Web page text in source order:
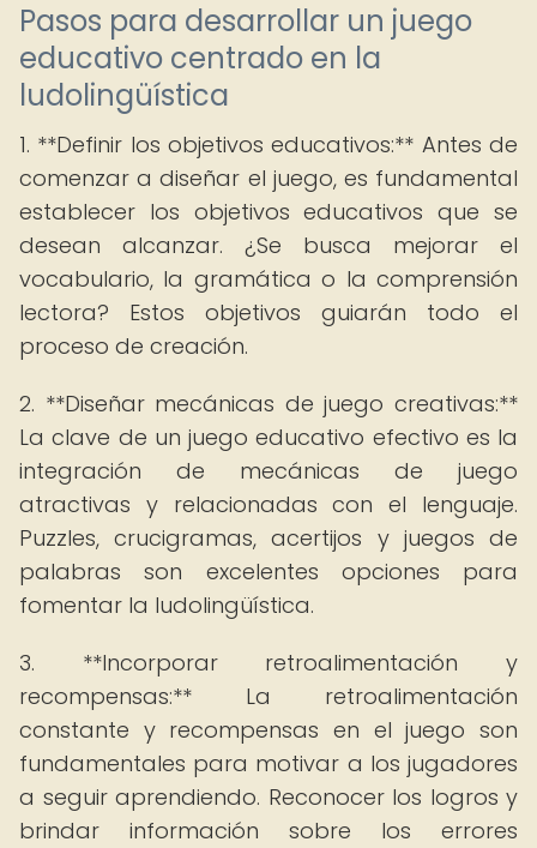
Pasos para desarrollar un juego
educativo centrado en la
ludolingüística
1. **Definir los objetivos educativos:** Antes de
comenzar a diseñar el juego, es fundamental
establecer los objetivos educativos que se
desean alcanzar. ¿Se busca mejorar el
vocabulario, la gramática o la comprensión
lectora? Estos objetivos guiarán todo el
proceso de creación.
2. **Diseñar mecánicas de juego creativas:**
La clave de un juego educativo efectivo es la
integración de mecánicas de juego
atractivas y relacionadas con el lenguaje.
Puzzles, crucigramas, acertijos y juegos de
palabras son excelentes opciones para
fomentar la ludolingüística.
3. **Incorporar retroalimentación y
recompensas:** La retroalimentación
constante y recompensas en el juego son
fundamentales para motivar a los jugadores
a seguir aprendiendo. Reconocer los logros y
brindar información sobre los errores